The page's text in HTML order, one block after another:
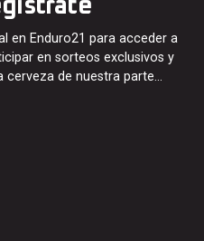
en Enduro21 para acceder a
en sorteos exclusivos y
cerveza de nuestra parte…